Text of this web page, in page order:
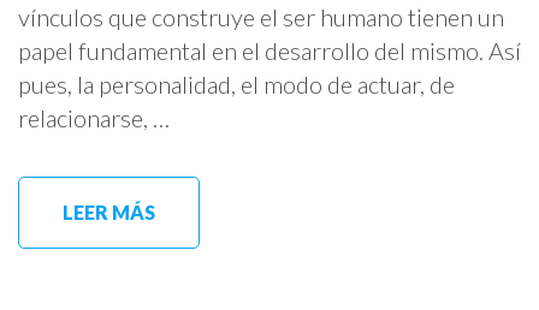
vínculos que construye el ser humano tienen un
papel fundamental en el desarrollo del mismo. Así
pues, la personalidad, el modo de actuar, de
relacionarse, …
LEER MÁS